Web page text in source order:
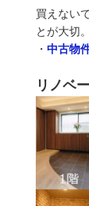
買えない
とが大切。
・ 中古物
リノベ